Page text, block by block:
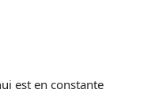
est en constante